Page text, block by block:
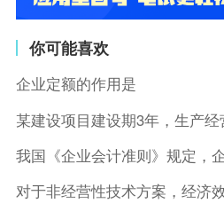
你可能喜欢
企业定额的作用是